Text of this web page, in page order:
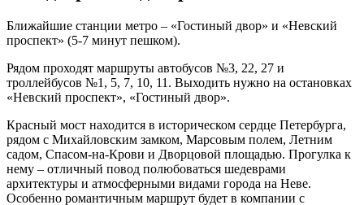
Ближайшие станции метро – «Гостиный двор» и «Невский
проспект» (5-7 минут пешком).
Рядом проходят маршруты автобусов №3, 22, 27 и
троллейбусов №1, 5, 7, 10, 11. Выходить нужно на остановках
«Невский проспект», «Гостиный двор».
Красный мост находится в историческом сердце Петербурга,
рядом с Михайловским замком, Марсовым полем, Летним
садом, Спасом-на-Крови и Дворцовой площадью. Прогулка к
нему – отличный повод полюбоваться шедеврами
архитектуры и атмосферными видами города на Неве.
Особенно романтичным маршрут будет в компании с